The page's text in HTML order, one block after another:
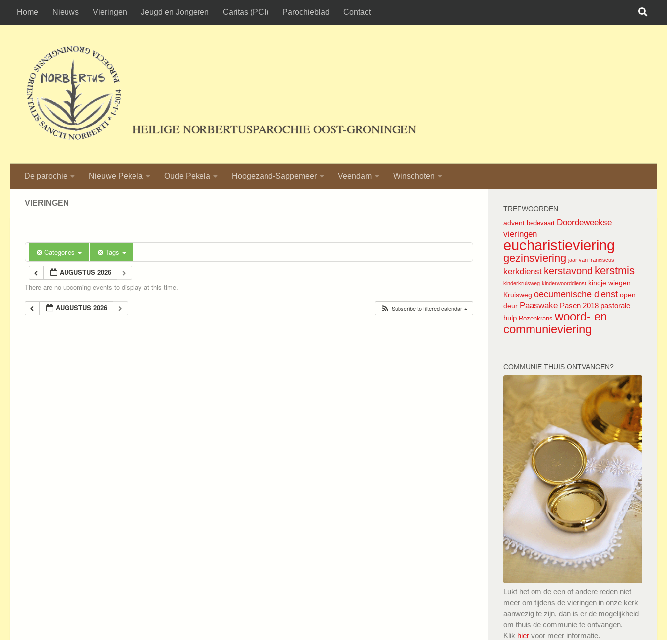
Ga naar de inhoud
Home Nieuws Vieringen Jeugd en Jongeren Caritas (PCI) Parochieblad Contact
HEILIGE NORBERTUSPAROCHIE OOST-GRONINGEN
De parochie Nieuwe Pekela Oude Pekela Hoogezand-Sappemeer Veendam Winschoten
VIERINGEN
Categories Tags
AUGUSTUS 2026
There are no upcoming events to display at this time.
AUGUSTUS 2026 Subscribe to filtered calendar
TREFWOORDEN
advent bedevaart Doordeweekse
vieringen
eucharistieviering
gezinsviering jaar van franciscus
kerkdienst kerstavond kerstmis
kinderkruisweg kinderwoorddienst kindje wiegen
Kruisweg oecumenische dienst open
deur Paaswake Pasen 2018 pastorale
hulp Rozenkrans woord- en
communieviering
COMMUNIE THUIS ONTVANGEN?
Lukt het om de een of andere reden niet
meer om tijdens de vieringen in onze kerk
aanwezig te zijn, dan is er de mogelijkheid
om thuis de communie te ontvangen.
Klik hier voor meer informatie.